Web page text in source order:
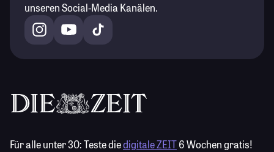
unseren Social-Media Kanälen.
Für alle unter 30:Teste diedigitale ZEIT6 Wochen gratis!